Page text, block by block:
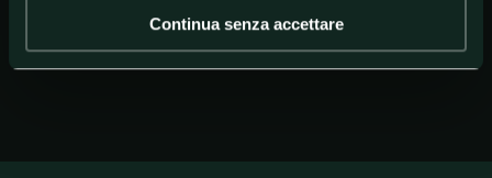
Continua senza accettare